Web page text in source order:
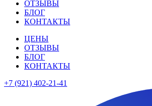
ОТЗЫВЫ
БЛОГ
КОНТАКТЫ
ЦЕНЫ
ОТЗЫВЫ
БЛОГ
КОНТАКТЫ
+7 (921) 402-21-41